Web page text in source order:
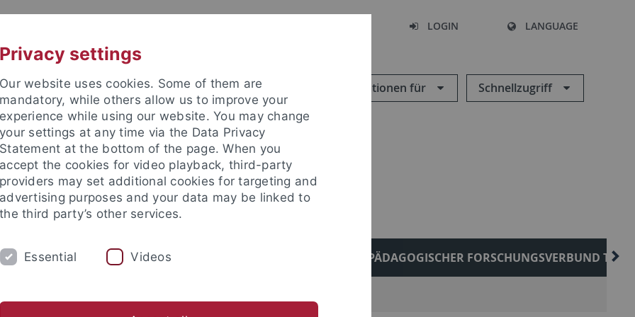
LOGIN LANGUAGE
Informationen für Schnellzugriff
FORSCHUNGSSTELLE ELIE WIESEL RELIGIONSPÄDAGOGISCHER FORSCHUNGSVERBUND
Privacy settings
Our website uses cookies. Some of them are
mandatory, while others allow us to improve your
experience while using our website. You may change
your settings at any time via the Data Privacy
Statement at the bottom of the page. When you
accept the cookies for video playback, third-party
providers may set additional cookies for targeting and
advertising purposes and your data may be linked to
the third party’s other services.
Essential Videos